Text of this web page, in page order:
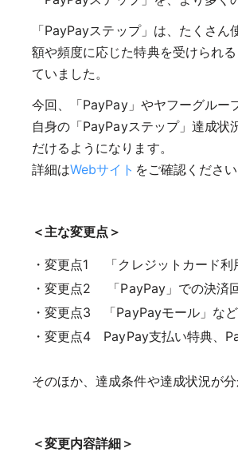
「PayPayステップ」は、たくさ
額や頻度に応じた特典を受けられ
ていました。
今回、「PayPay」やヤフーグルー
自身の「PayPayステップ」達成
だけるようになります。
詳細はWebサイト をご確認ください
＜主な変更点＞
変更点1 「クレジットカード利
変更点2 「PayPay」での決済
変更点3 「PayPayモール」な
変更点4 PayPay支払い特典、
そのほか、達成条件や達成状況が
＜変更内容詳細＞